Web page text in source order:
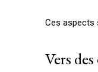
Ces aspects
Vers